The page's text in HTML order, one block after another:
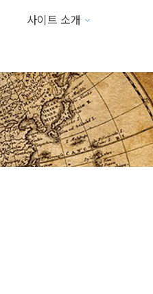
사이트 소개